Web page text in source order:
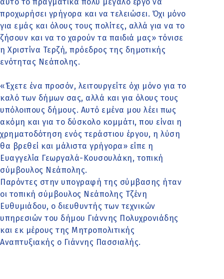
προχωρήσει γρήγορα και να τελειώσει. Όχι μόνο
για εμάς και όλους τους πολίτες, αλλά για να το
ζήσουν και να το χαρούν τα παιδιά μας» τόνισε
η Χριστίνα Τερζή, πρόεδρος της δημοτικής
ενότητας Νεάπολης.
«Έχετε ένα προσόν, λειτουργείτε όχι μόνο για το
καλό των δήμων σας, αλλά και για όλους τους
υπόλοιπους δήμους. Αυτό εμένα μου λέει πως
ακόμη και για το δύσκολο κομμάτι, που είναι η
χρηματοδότηση ενός τεράστιου έργου, η λύση
θα βρεθεί και μάλιστα γρήγορα» είπε η
Ευαγγελία Γεωργαλά-Κουσουλάκη, τοπική
σύμβουλος Νεάπολης.
Παρόντες στην υπογραφή της σύμβασης ήταν
οι τοπική σύμβουλος Νεάπολης Τζένη
Ευθυμιάδου, ο διευθυντής των τεχνικών
υπηρεσιών του δήμου Γιάννης Πολυχρονιάδης
και εκ μέρους της Μητροπολιτικής
Αναπτυξιακής ο Γιάννης Πασσιαλής.